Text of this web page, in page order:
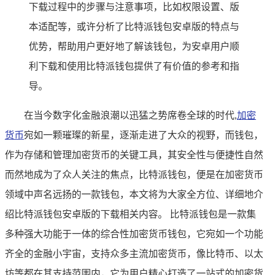
下载过程中的步骤与注意事项，比如权限设置、版
本适配等，或许分析了比特派钱包安卓版的特点与
优势，帮助用户更好地了解该钱包，为安卓用户顺
利下载和使用比特派钱包提供了有价值的参考和指
导。
在当今数字化金融浪潮以迅猛之势席卷全球的时代,加密
货币宛如一颗璀璨的新星，逐渐走进了大众的视野，而钱包，
作为存储和管理加密货币的关键工具，其安全性与便捷性自然
而然地成为了众人关注的焦点，比特派钱包，便是在加密货币
领域中声名远扬的一款钱包，本文将为大家全方位、详细地介
绍比特派钱包安卓版的下载相关内容。 比特派钱包是一款集
多种强大功能于一体的综合性加密货币钱包，它宛如一个功能
齐全的金融小宇宙，支持众多主流加密货币，像比特币、以太